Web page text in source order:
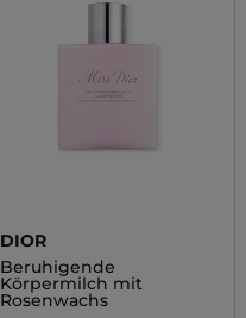
DIOR
Beruhigende
Körpermilch mit
Rosenwachs